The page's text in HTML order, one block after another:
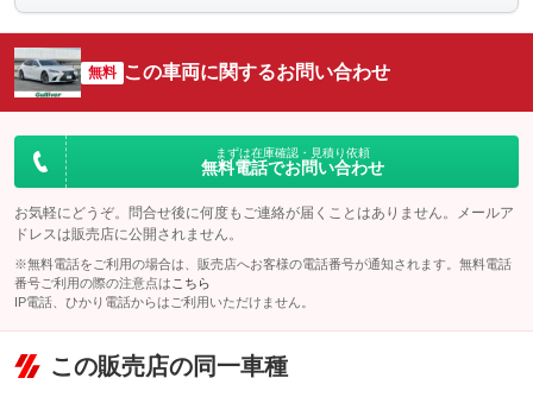
無料 この車両に関するお問い合わせ
まずは在庫確認・見積り依頼
無料電話でお問い合わせ
お気軽にどうぞ。問合せ後に何度もご連絡が届くことはありません。メールア
ドレスは販売店に公開されません。
※無料電話をご利用の場合は、販売店へお客様の電話番号が通知されます。無料電話
番号ご利用の際の注意点は こちら
IP電話、ひかり電話からはご利用いただけません。
この販売店の同一車種